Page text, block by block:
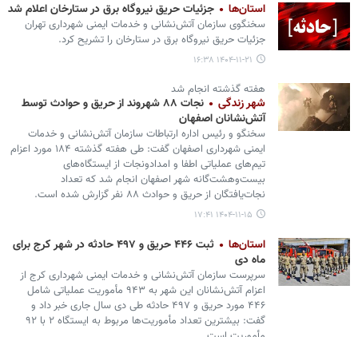
استان‌ها جزئیات حریق نیروگاه برق در ستارخان اعلام شد
سخنگوی سازمان آتش‌نشانی و خدمات ایمنی شهرداری تهران
جزئیات حریق نیروگاه برق در ستارخان را تشریح کرد.
۱۴۰۴-۱۱-۲۱ ۱۶:۳۸
هفته گذشته انجام شد
شهر زندگی
نجات ۸۸ شهروند از حریق و حوادث توسط
آتش‌نشانان اصفهان
سخنگو و رئیس اداره ارتباطات سازمان آتش‌نشانی و خدمات
ایمنی شهرداری اصفهان گفت: طی هفته گذشته ۱۸۴ مورد اعزام
تیم‌های عملیاتی اطفا و امدادونجات از ایستگاه‌های
بیست‌وهشت‌گانه شهر اصفهان انجام شد که تعداد
نجات‌یافتگان از حریق و حوادث ۸۸ نفر گزارش شده است.
۱۴۰۴-۱۱-۱۵ ۱۷:۴۱
استان‌ها
ثبت ۴۴۶ حریق و ۴۹۷ حادثه در شهر کرج برای
ماه دی
سرپرست سازمان آتش‌نشانی و خدمات ایمنی شهرداری کرج از
اعزام آتش‌نشانان این شهر به ۹۴۳ مأموریت عملیاتی شامل
۴۴۶ مورد حریق و ۴۹۷ حادثه طی دی‌ سال جاری خبر داد و
گفت: بیشترین تعداد مأموریت‌ها مربوط به ایستگاه ۲ با ۹۲